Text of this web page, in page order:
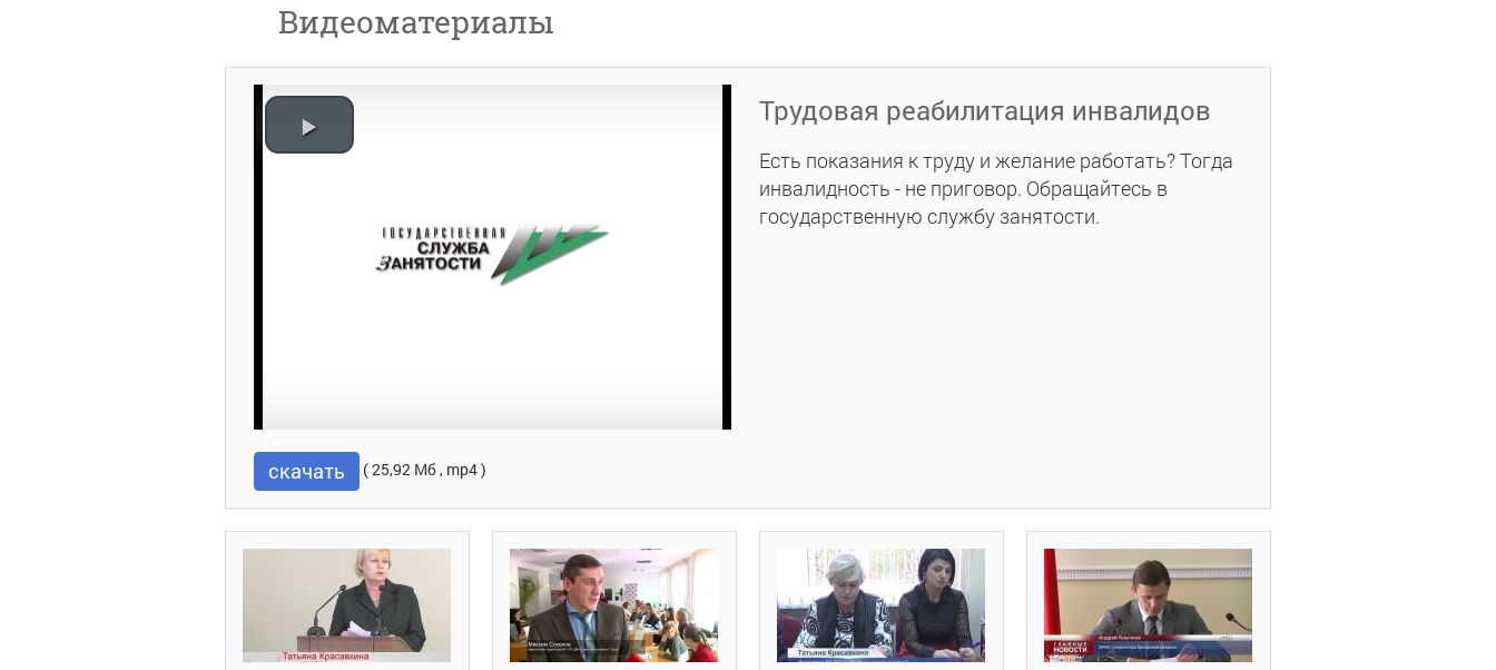
Видеоматериалы
Трудовая реабилитация инвалидов
Есть показания к труду и желание работать? Тогда
инвалидность - не приговор. Обращайтесь в
государственную службу занятости.
скачать ( 25,92 Мб , mp4 )